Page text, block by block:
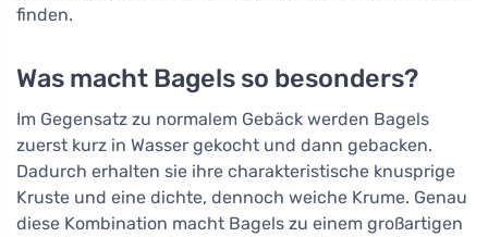
finden.
Was macht Bagels so besonders?
Im Gegensatz zu normalem Gebäck werden Bagels
zuerst kurz in Wasser gekocht und dann gebacken.
Dadurch erhalten sie ihre charakteristische knusprige
Kruste und eine dichte, dennoch weiche Krume. Genau
diese Kombination macht Bagels zu einem großartigen